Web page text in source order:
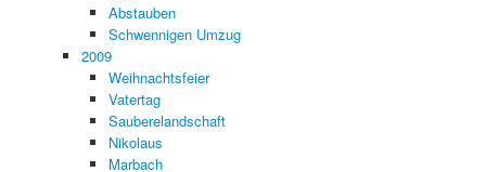
Abstauben
Schwennigen Umzug
2009
Weihnachtsfeier
Vatertag
Sauberelandschaft
Nikolaus
Marbach